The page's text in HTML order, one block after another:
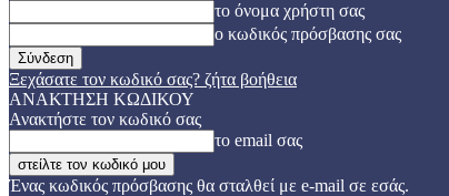
το όνομα χρήστη σας
ο κωδικός πρόσβασης σας
Ξεχάσατε τον κωδικό σας? ζήτα βοήθεια
ΑΝΑΚΤΗΣΗ ΚΩΔΙΚΟΥ
Ανακτήστε τον κωδικό σας
το email σας
Ένας κωδικός πρόσβασης θα σταλθεί με e-mail σε εσάς.